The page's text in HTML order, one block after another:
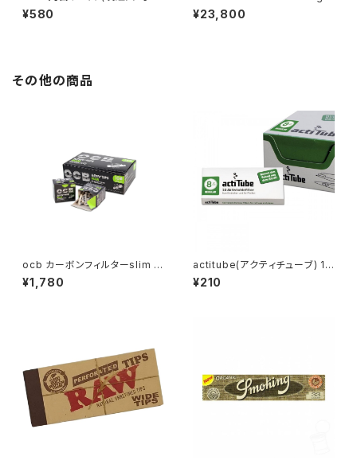
きたばこ用品)
¥580
5µ-220µ
¥23,800
その他の商品
ocb カーボンフィルターslim 7
mm
¥1,780
actitube(アクティチューブ) 10
本入り
¥210